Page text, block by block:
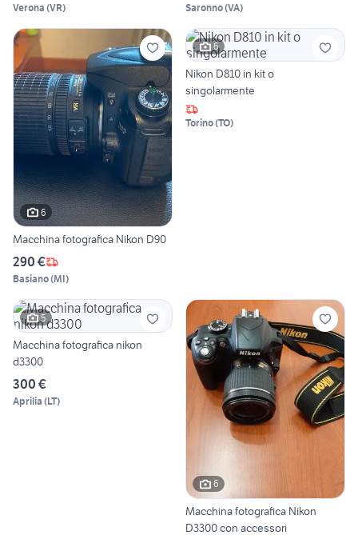
Verona (VR) Saronno(VA)
6
Macchina fotografica Nikon D90
290 €
Basiano(MI)
6
Nikon D810 in kit o
singolarmente
Torino(TO)
5
Macchina fotografica nikon
d3300
300 €
Aprilia (LT)
6
Macchina fotografica Nikon
D3300 con accessori